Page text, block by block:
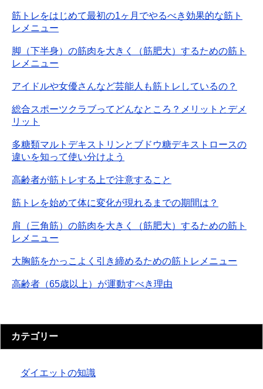
筋トレをはじめて最初の1ヶ月でやるべき効果的な筋ト
レメニュー
脚（下半身）の筋肉を大きく（筋肥大）するための筋ト
レメニュー
アイドルや女優さんなど芸能人も筋トレしているの？
総合スポーツクラブってどんなところ？メリットとデメ
リット
多糖類マルトデキストリンとブドウ糖デキストロースの
違いを知って使い分けよう
高齢者が筋トレする上で注意すること
筋トレを始めて体に変化が現れるまでの期間は？
肩（三角筋）の筋肉を大きく（筋肥大）するための筋ト
レメニュー
大胸筋をかっこよく引き締めるための筋トレメニュー
高齢者（65歳以上）が運動すべき理由
カテゴリー
ダイエットの知識